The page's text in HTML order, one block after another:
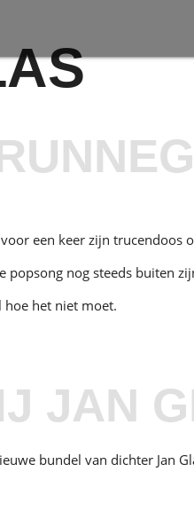
een keer zijn trucendoos
popsong nog steeds buiten
hoe het niet moet.
JAN
bundel van dichter Jan